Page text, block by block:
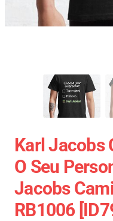
Karl Jacobs
O Seu
Jacobs
RB1006